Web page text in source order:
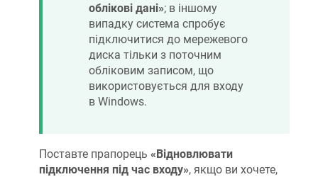
облікові дані»; в іншому
випадку система спробує
підключитися до мережевого
диска тільки з поточним
обліковим записом, що
використовується для входу
в Windows.
Поставте прапорець «Відновлювати
підключення під час входу», якщо ви хочете,